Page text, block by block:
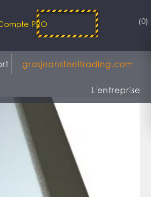
PRO (0)
grosjeansteeltrading.com
L'entreprise